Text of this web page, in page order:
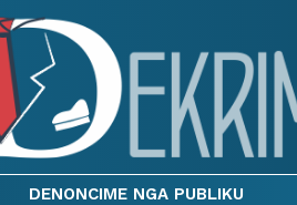
DENONCIME NGA PUBLIKU